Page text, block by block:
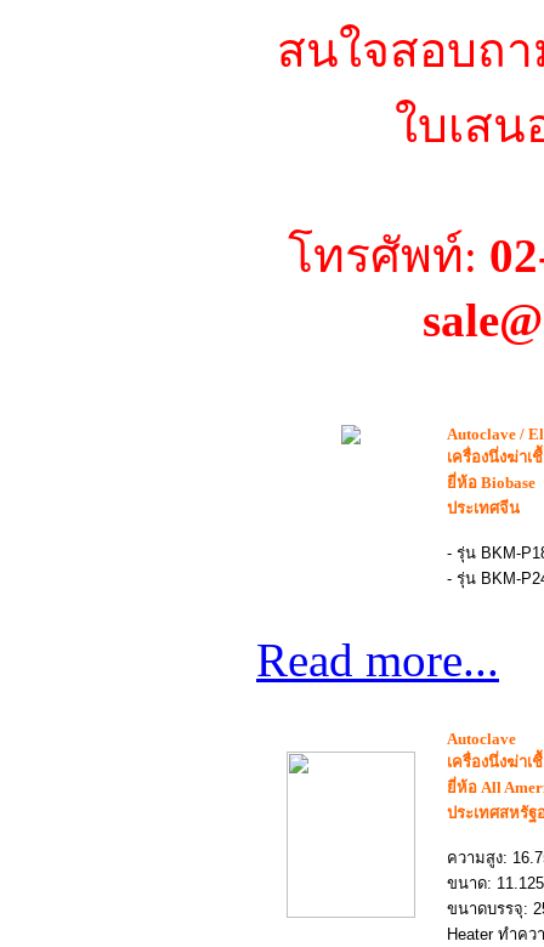
สนใจสอบถ
ใบเส
โทรศัพท์:
Autoclave /
เครื่องนึ่งฆ่าเ
ยี่ห้อ Biobase
ประเทศจีน
- รุ่น BKM-
- รุ่น BKM-
Read more...
Autoclave
เครื่องนึ่งฆ่าเ
ยี่ห้อ All
ประเทศสหรัฐ
ความสูง:
ขนาด:
ขนาดบรรจุ:
Heater ทำคว